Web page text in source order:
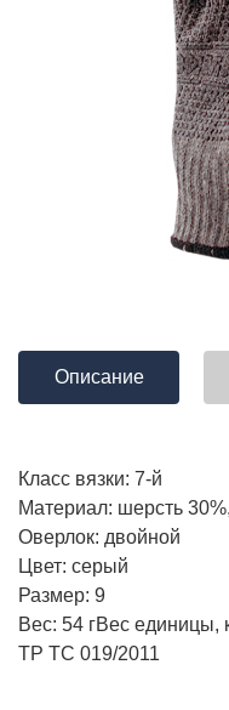
Бесплатная доставка!
Описание
Класс вязки: 7-й
Материал: шерсть
Оверлок: двойной
Цвет: серый
Размер: 9
Вес: 54 гВес единицы,
ТР ТС 019/2011